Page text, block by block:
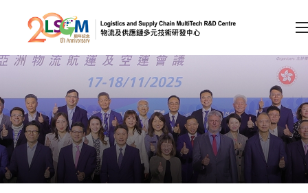
跳到內容（按回車鍵）
會員登入
A A EN 繁 简